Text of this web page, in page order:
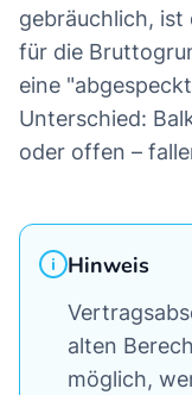
gebräuchlich, ist
für die
eine
Unterschied:
oder offen –
Hinweis
alten
möglich,